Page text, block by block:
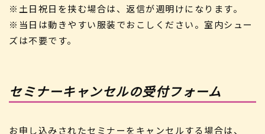
※土日祝日を挟む場合は、返信が週明けになります。
※当日は動きやすい服装でおこしください。室内シュー
ズは不要です。
セミナーキャンセルの受付フォーム
お申し込みされたセミナーをキャンセルする場合は、